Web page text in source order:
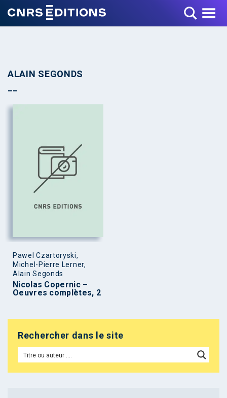
Toggle Menu
ALAIN SEGONDS
Pawel Czartoryski,
Michel-Pierre Lerner,
Alain Segonds
Nicolas Copernic –
Oeuvres complètes, 2
Rechercher dans le site